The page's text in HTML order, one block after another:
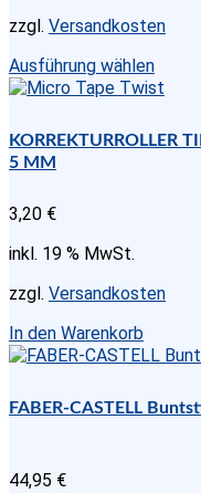
zzgl. Versandkosten
Ausführung wählenDieses
der
KORREKTURROLLER
5 MM
3,20 €
inkl. 19 % MwSt.
zzgl. Versandkosten
In den Warenkorb
FABER-CASTELL
44,95 €